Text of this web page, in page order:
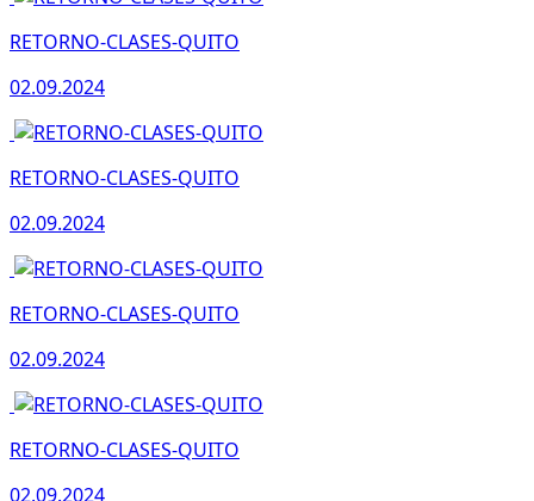
RETORNO-CLASES-QUITO
02.09.2024
RETORNO-CLASES-QUITO
02.09.2024
RETORNO-CLASES-QUITO
02.09.2024
RETORNO-CLASES-QUITO
02.09.2024